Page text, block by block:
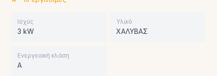
Ισχύς
3 kW
Υλικό
ΧΑΛΥΒΑΣ
Ενεργειακή κλάση
A